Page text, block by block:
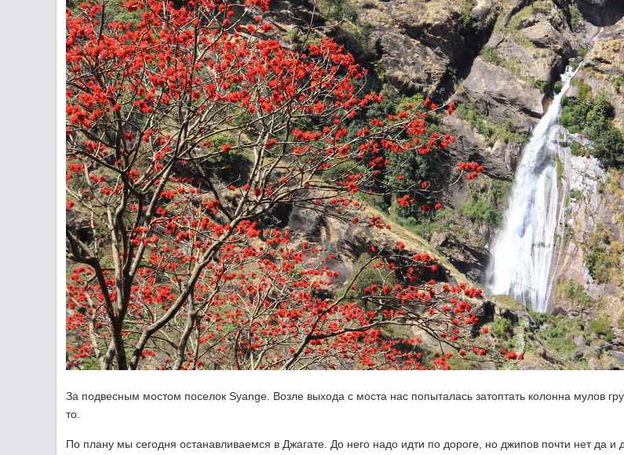
За подвесным мостом поселок Syange. Возле выхода с моста нас попыталась затоптать колонна мулов
то.
По плану мы сегодня останавливаемся в Джагате. До него надо идти по дороге, но джипов почти нет да и